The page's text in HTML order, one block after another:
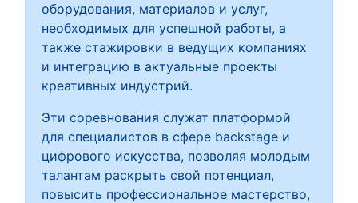
оборудования, материалов и услуг,
необходимых для успешной работы, а
также стажировки в ведущих компаниях
и интеграцию в актуальные проекты
креативных индустрий.
Эти соревнования служат платформой
для специалистов в сфере backstage и
цифрового искусства, позволяя молодым
талантам раскрыть свой потенциал,
повысить профессиональное мастерство,